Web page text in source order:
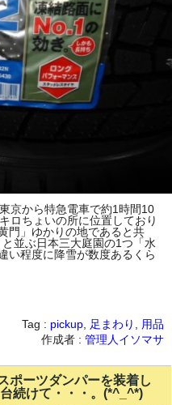
京から特急電車で約1時間10
ロちょいの所に位置しており
門」ゆかりの地であると共
並ぶ日本三大庭園の1つ「水
い程度に降雪が数度あるくら
Tag : pickup 足まわり
用品
作成者 : 管理人イソマサ
ポーツダンパーを装着し
続けて・・・。(*^_^*)